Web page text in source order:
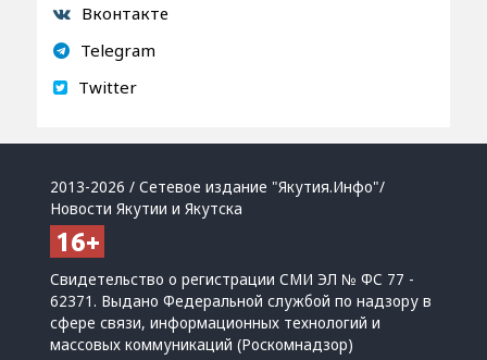
Вконтакте
Telegram
Twitter
2013-2026 / Сетевое издание "Якутия.Инфо"/
Новости Якутии и Якутска
Свидетельство о регистрации СМИ ЭЛ № ФС 77 -
62371. Выдано Федеральной службой по надзору в
сфере связи, информационных технологий и
массовых коммуникаций (Роскомнадзор)